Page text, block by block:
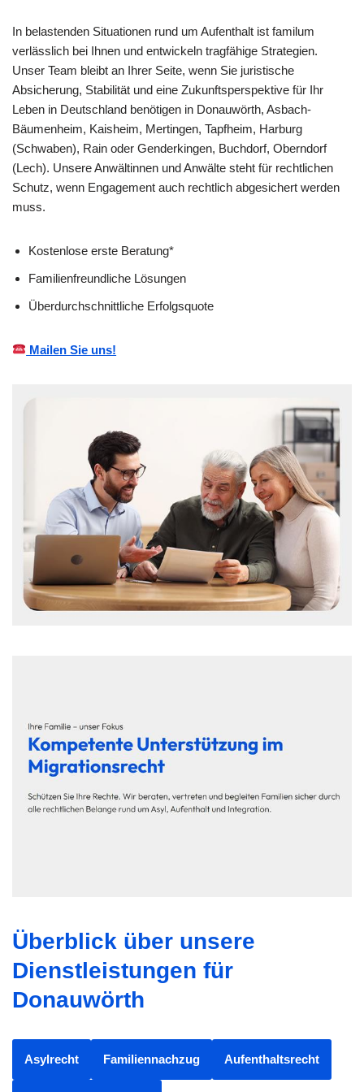
In belastenden Situationen rund um Aufenthalt ist familum
verlässlich bei Ihnen und entwickeln tragfähige Strategien.
Unser Team bleibt an Ihrer Seite, wenn Sie juristische
Absicherung, Stabilität und eine Zukunftsperspektive für Ihr
Leben in Deutschland benötigen in Donauwörth, Asbach-
Bäumenheim, Kaisheim, Mertingen, Tapfheim, Harburg
(Schwaben), Rain oder Genderkingen, Buchdorf, Oberndorf
(Lech). Unsere Anwältinnen und Anwälte steht für rechtlichen
Schutz, wenn Engagement auch rechtlich abgesichert werden
muss.
Kostenlose erste Beratung*
Familienfreundliche Lösungen
Überdurchschnittliche Erfolgsquote
Mailen Sie uns!
Überblick über unsere
Dienstleistungen für
Donauwörth
Asylrecht Familiennachzug Aufenthaltsrecht